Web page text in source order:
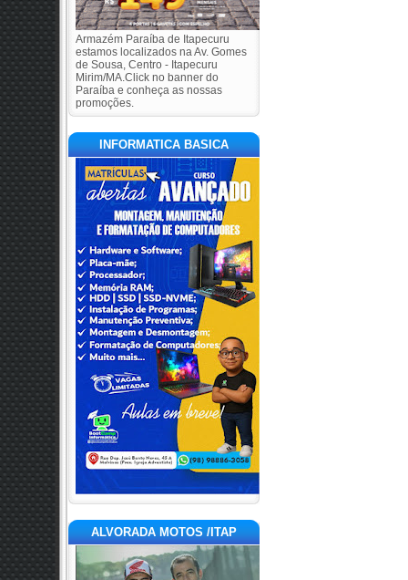
Armazém Paraíba de Itapecuru
estamos localizados na Av. Gomes
de Sousa, Centro - Itapecuru
Mirim/MA.Click no banner do
Paraíba e conheça as nossas
promoções.
INFORMATICA BASICA
ALVORADA MOTOS /ITAP